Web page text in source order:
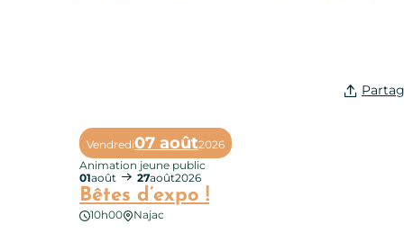
Bêtes d’expo !
10h00 Najac
Vendredi07 août2026
Animation jeune public
01août 27août2026